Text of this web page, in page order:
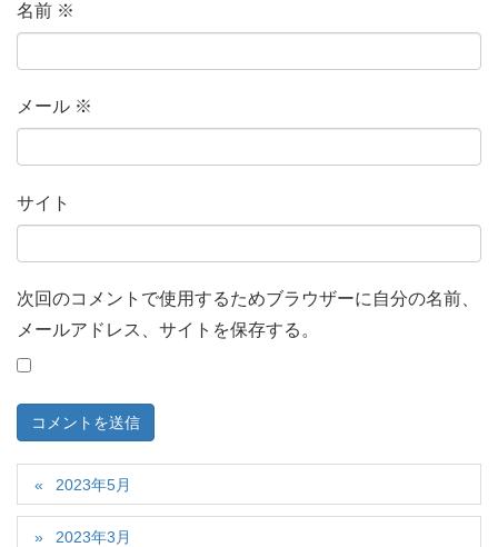
名前 ※
メール ※
サイト
次回のコメントで使用するためブラウザーに自分の名前、
メールアドレス、サイトを保存する。
2023年5月
2023年3月